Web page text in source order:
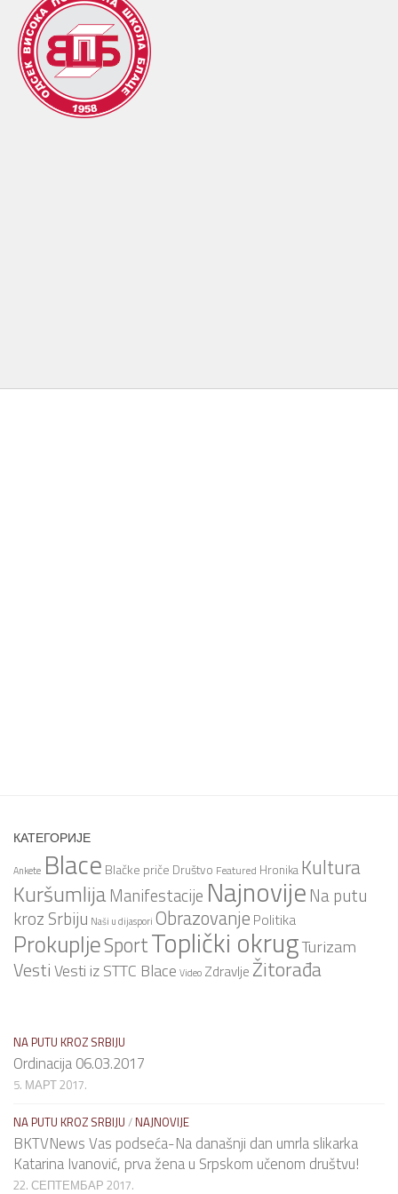
КАТЕГОРИЈЕ
Ankete Blace Blačke priče Društvo Featured Hronika Kultura
KuršumlijaManifestacije NajnovijeNa putu
kroz Srbiju Naši u dijaspori Obrazovanje Politika
ProkupljeSportToplički okrugTurizam
VestiVesti iz STTC Blace Video Zdravlje Žitorađa
NA PUTU KROZ SRBIJU
Ordinacija 06.03.2017
5. МАРТ 2017.
NA PUTU KROZ SRBIJU / NAJNOVIJE
BKTVNews Vas podseća-Na današnji dan umrla slikarka
Katarina Ivanović, prva žena u Srpskom učenom društvu!
22. СЕПТЕМБАР 2017.